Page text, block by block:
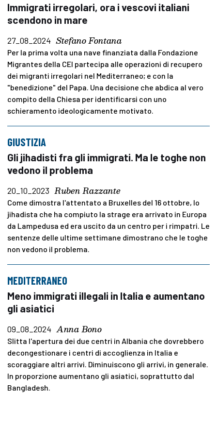
Immigrati irregolari, ora i vescovi italiani
scendono in mare
27_08_2024 Stefano Fontana
Per la prima volta una nave finanziata dalla Fondazione
Migrantes della CEI partecipa alle operazioni di recupero
dei migranti irregolari nel Mediterraneo; e con la
"benedizione" del Papa. Una decisione che abdica al vero
compito della Chiesa per identificarsi con uno
schieramento ideologicamente motivato.
GIUSTIZIA
Gli jihadisti fra gli immigrati. Ma le toghe non
vedono il problema
20_10_2023 Ruben Razzante
Come dimostra l'attentato a Bruxelles del 16 ottobre, lo
jihadista che ha compiuto la strage era arrivato in Europa
da Lampedusa ed era uscito da un centro per i rimpatri. Le
sentenze delle ultime settimane dimostrano che le toghe
non vedono il problema.
MEDITERRANEO
Meno immigrati illegali in Italia e aumentano
gli asiatici
09_08_2024 Anna Bono
Slitta l'apertura dei due centri in Albania che dovrebbero
decongestionare i centri di accoglienza in Italia e
scoraggiare altri arrivi. Diminuiscono gli arrivi, in generale.
In proporzione aumentano gli asiatici, soprattutto dal
Bangladesh.